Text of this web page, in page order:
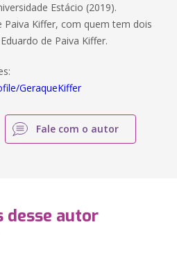
Estácio (2019).
Paiva Kiffer, com quem tem dois
de Paiva Kiffer.
GeraqueKiffer
Fale com o autor
desse autor